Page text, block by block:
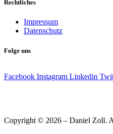
Rechtliches
Impressum
Datenschutz
Folge uns
Facebook Instagram Linkedin
Copyright © 2026 – Daniel Zoll.